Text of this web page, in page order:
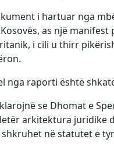
i hartuar nga
as një
i cili u thirr
nga raporti është
se Dhomat e
arkitektura juridike
në statutet e